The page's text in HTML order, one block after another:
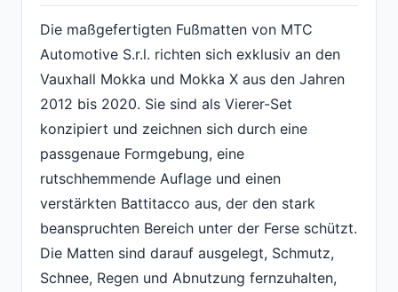
Die maßgefertigten Fußmatten von MTC
Automotive S.r.l. richten sich exklusiv an den
Vauxhall Mokka und Mokka X aus den Jahren
2012 bis 2020. Sie sind als Vierer-Set
konzipiert und zeichnen sich durch eine
passgenaue Formgebung, eine
rutschhemmende Auflage und einen
verstärkten Battitacco aus, der den stark
beanspruchten Bereich unter der Ferse schützt.
Die Matten sind darauf ausgelegt, Schmutz,
Schnee, Regen und Abnutzung fernzuhalten,